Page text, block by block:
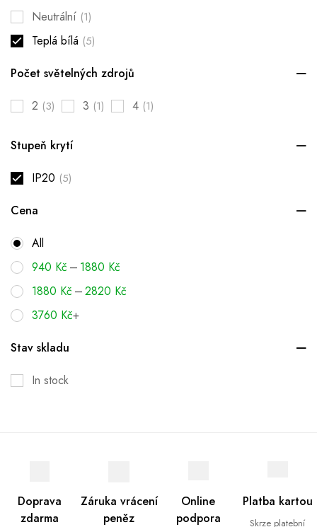
Neutrální (1)
Teplá bílá (5)
Počet světelných zdrojů
2 (3) 3 (1) 4 (1)
Stupeň krytí
IP20 (5)
Cena
All
940 Kč – 1880 Kč
1880 Kč –2820 Kč
3760 Kč+
Stav skladu
In stock
Doprava
zdarma
Záruka vrácení
peněz
Online
podpora
Platba kartou
Skrze platební